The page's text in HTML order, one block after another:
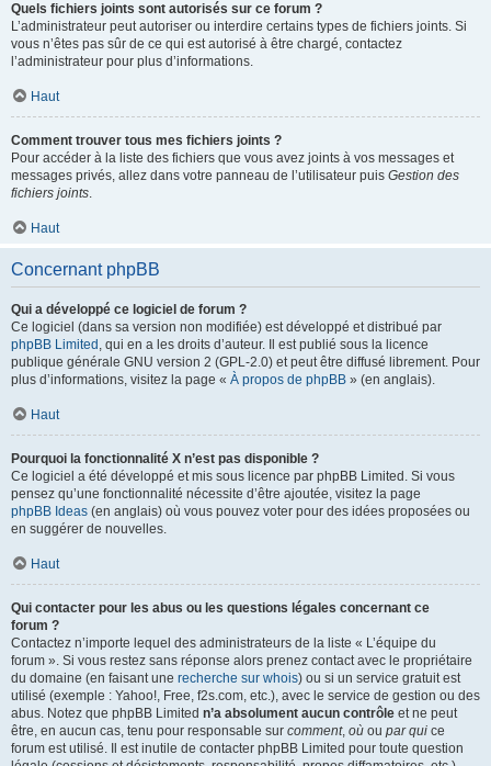
Quels fichiers joints sont autorisés sur ce forum ?
L’administrateur peut autoriser ou interdire certains types de fichiers joints. Si
vous n’êtes pas sûr de ce qui est autorisé à être chargé, contactez
l’administrateur pour plus d’informations.
Haut
Comment trouver tous mes fichiers joints ?
Pour accéder à la liste des fichiers que vous avez joints à vos messages et
messages privés, allez dans votre panneau de l’utilisateur puis Gestion des
fichiers joints.
Haut
Concernant phpBB
Qui a développé ce logiciel de forum ?
Ce logiciel (dans sa version non modifiée) est développé et distribué par
phpBB Limited , qui en a les droits d’auteur. Il est publié sous la licence
publique générale GNU version 2 (GPL-2.0) et peut être diffusé librement. Pour
plus d’informations, visitez la page « À propos de phpBB » (en anglais).
Haut
Pourquoi la fonctionnalité X n’est pas disponible ?
Ce logiciel a été développé et mis sous licence par phpBB Limited. Si vous
pensez qu’une fonctionnalité nécessite d’être ajoutée, visitez la page
phpBB Ideas (en anglais) où vous pouvez voter pour des idées proposées ou
en suggérer de nouvelles.
Haut
Qui contacter pour les abus ou les questions légales concernant ce
forum ?
Contactez n’importe lequel des administrateurs de la liste « L’équipe du
forum ». Si vous restez sans réponse alors prenez contact avec le propriétaire
du domaine (en faisant une recherche sur whois) ou si un service gratuit est
utilisé (exemple : Yahoo!, Free, f2s.com, etc.), avec le service de gestion ou des
abus. Notez que phpBB Limited n’a absolument aucun contrôle et ne peut
être, en aucun cas, tenu pour responsable sur comment, où ou par qui ce
forum est utilisé. Il est inutile de contacter phpBB Limited pour toute question